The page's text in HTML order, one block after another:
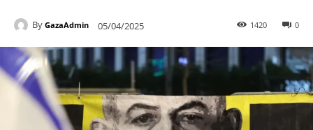
By GazaAdmin 05/04/2025 0
1420